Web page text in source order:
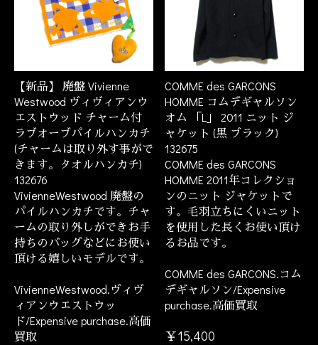
【新品】 廃盤 Vivienne
Westwood ヴィヴィアンウ
エストウッド チャーム付
ラブオーブパイルハンカチ
(チャームは取り外す事がで
きます。タオルハンカチ)
132676
VivienneWestwood 廃盤の
パイルハンカチです。チャ
ームの取り外しができお手
持ちのバッグなどにお使い
頂ける嬉しいモデルです。
VivienneWestwood.ヴィヴ
ィアンウエストウッ
ド/Expensive purchase.高価
買取
COMME des GARCONS
HOMME コムデギャルソン
オム 「L」 2011 ニット ジ
ャケット (黒 ブラック)
132675
COMME des GARCONS
HOMME 2011年コレクショ
ンのニット ジャケットで
す。毛羽立ちにくいニット
を使用した長くお使い頂け
るお品です。
COMME des GARCONS.コム
デギャルソン/Expensive
purchase.高価買取
￥15,400